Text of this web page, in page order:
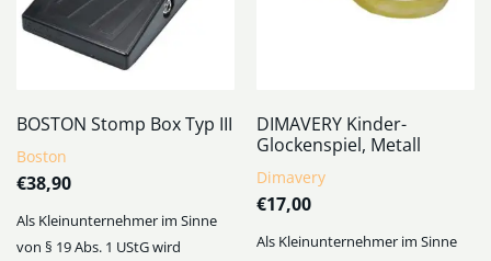
BOSTON Stomp Box Typ III
Boston
€38,90
Als Kleinunternehmer im Sinne
von § 19 Abs. 1 UStG wird
DIMAVERY Kinder-
Glockenspiel, Metall
Dimavery
€17,00
Als Kleinunternehmer im Sinne